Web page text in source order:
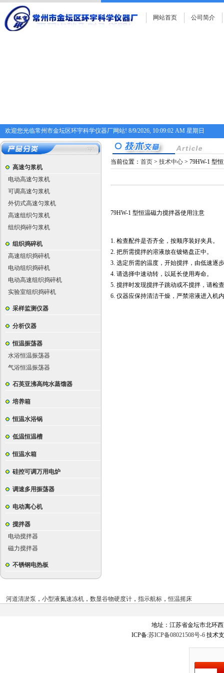
网站首页 公司简介
欢迎您光临常州市金坛区环宇科学仪器厂网站! 8/9/2026, 10:09:02 AM 星期日
高速匀浆机
电动高速匀浆机
可调高速匀浆机
外切式高速匀浆机
高速组织匀浆机
组织捣碎匀浆机
组织捣碎机
高速组织捣碎机
电动组织捣碎机
电动高速组织捣碎机
实验室组织捣碎机
采样监测仪器
分析仪器
恒温振荡器
水浴恒温振荡器
气浴恒温振荡器
石英亚沸高纯水蒸馏器
培养箱
恒温水浴锅
低温恒温槽
恒温水箱
硅控可调万用电炉
调速多用振荡器
电动离心机
搅拌器
电动搅拌器
磁力搅拌器
不锈钢电热板
当前位置： 首页 > 技术中心 > 79HW-1 型
79HW-1 型恒温磁力搅拌器使用注意
1. 检查配件是否齐全，按顺序装好夹具。
2. 把所需搅拌的溶液放在镀铬盘正中。
3. 选定所需的温度，开始搅拌，由低速逐
4. 请选择中速动转，以延长使用寿命。
5. 搅拌时发现搅拌子跳动或不搅拌，请检
6. 仪器应保持清洁干燥，严禁溶液进入机
河道清淤泵 ， 小型液氮速冻机 ， 数显谷物硬度计 ， 指示航标 ，恒温摇床
地址：江苏省金坛市北环
ICP备:苏ICP备08021508号-6 技术